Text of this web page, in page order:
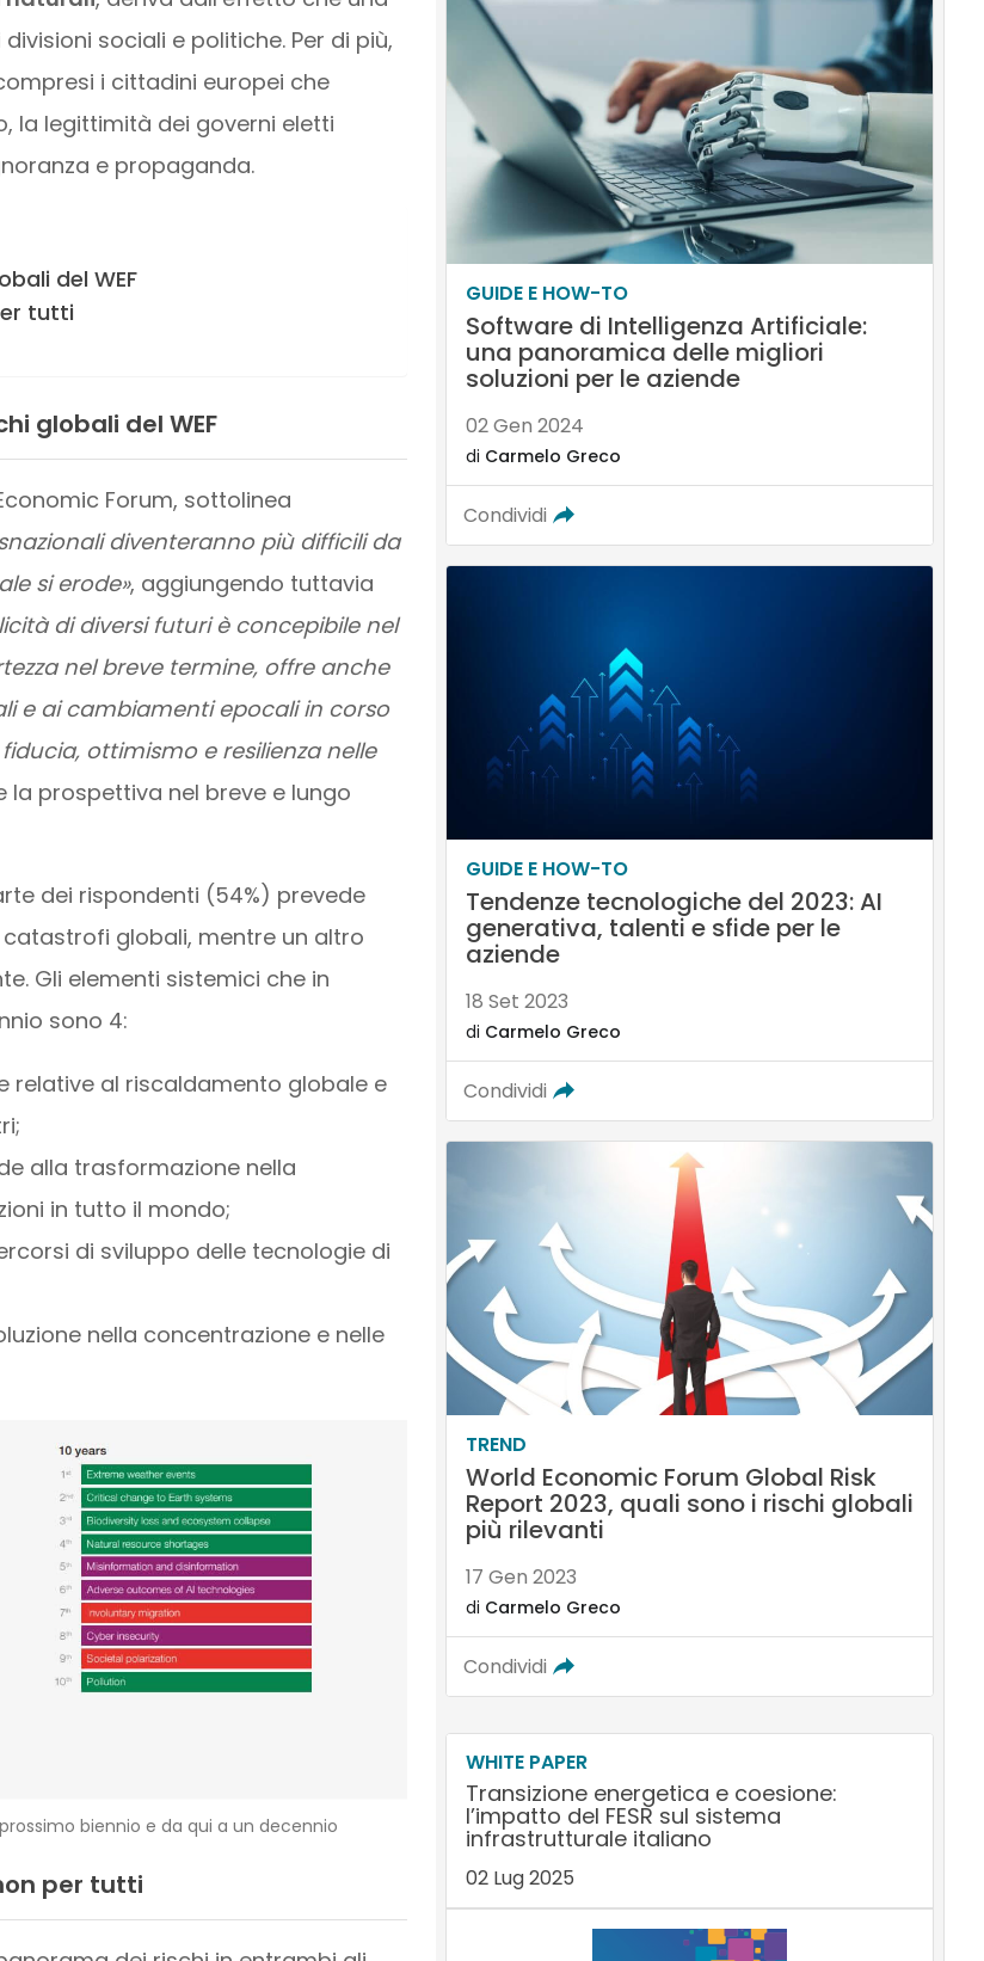
sociali e politiche. Per di più,
i cittadini europei che
la legittimità dei governi eletti
e propaganda.
del WEF
tutti
globali del WEF
Forum, sottolinea
diventeranno più difficili da
si erode», aggiungendo tuttavia
di diversi futuri è concepibile nel
nel breve termine, offre anche
e ai cambiamenti epocali in corso
ottimismo e resilienza nelle
la prospettiva nel breve e lungo
dei rispondenti (54%) prevede
globali, mentre un altro
Gli elementi sistemici che in
sono 4:
relative al riscaldamento globale e
alla trasformazione nella
in tutto il mondo;
di sviluppo delle tecnologie di
nella concentrazione e nelle
biennio e da qui a un decennio
per tutti
GUIDE E HOW-TO
Software di Intelligenza Artificiale:
una panoramica delle migliori
soluzioni per le aziende
02 Gen 2024
di Carmelo Greco
Condividi
GUIDE E HOW-TO
Tendenze tecnologiche del 2023: AI
generativa, talenti e sfide per le
aziende
18 Set 2023
di Carmelo Greco
Condividi
TREND
World Economic Forum Global Risk
Report 2023, quali sono i rischi globali
più rilevanti
17 Gen 2023
di Carmelo Greco
Condividi
WHITE PAPER
Transizione energetica e coesione:
l’impatto del FESR sul sistema
infrastrutturale italiano
02 Lug 2025